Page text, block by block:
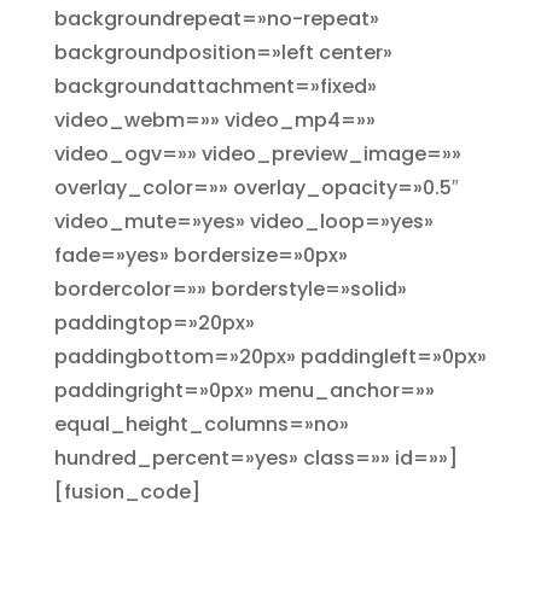
backgroundrepeat=»no-repeat»
backgroundposition=»left center»
backgroundattachment=»fixed»
video_webm=»» video_mp4=»»
video_ogv=»» video_preview_image=»»
overlay_color=»» overlay_opacity=»0.5″
video_mute=»yes» video_loop=»yes»
fade=»yes» bordersize=»0px»
bordercolor=»» borderstyle=»solid»
paddingtop=»20px»
paddingbottom=»20px» paddingleft=»0px»
paddingright=»0px» menu_anchor=»»
equal_height_columns=»no»
hundred_percent=»yes» class=»» id=»»]
[fusion_code]